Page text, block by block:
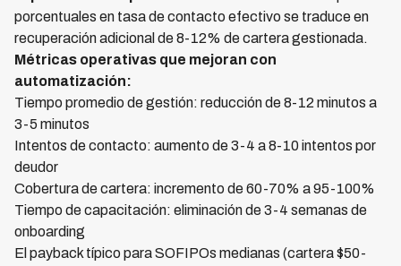
porcentuales en tasa de contacto efectivo se traduce en
recuperación adicional de 8-12% de cartera gestionada.
Métricas operativas que mejoran con
automatización:
Tiempo promedio de gestión: reducción de 8-12 minutos a
3-5 minutos
Intentos de contacto: aumento de 3-4 a 8-10 intentos por
deudor
Cobertura de cartera: incremento de 60-70% a 95-100%
Tiempo de capacitación: eliminación de 3-4 semanas de
onboarding
El payback típico para SOFIPOs medianas (cartera $50-